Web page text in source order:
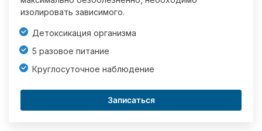
изолировать зависимого.
Детоксикация организма
5 разовое питание
Круглосуточное наблюдение
Записаться